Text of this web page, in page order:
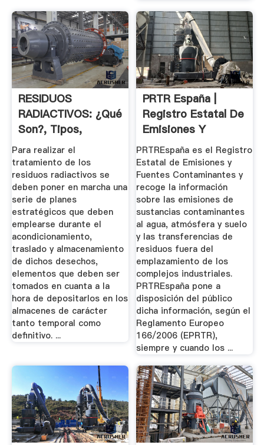
RESIDUOS
RADIACTIVOS: ¿qué
Son?, Tipos,
Tratamiento Y Más
Para realizar el
tratamiento de los
residuos radiactivos se
deben poner en marcha una
serie de planes
estratégicos que deben
emplearse durante el
acondicionamiento,
traslado y almacenamiento
de dichos desechos,
elementos que deben ser
tomados en cuanta a la
hora de depositarlos en los
almacenes de carácter
tanto temporal como
definitivo. ...
PRTR España |
Registro Estatal De
Emisiones Y
Fuentes ...
PRTREspaña es el Registro
Estatal de Emisiones y
Fuentes Contaminantes y
recoge la información
sobre las emisiones de
sustancias contaminantes
al agua, atmósfera y suelo
y las transferencias de
residuos fuera del
emplazamiento de los
complejos industriales.
PRTREspaña pone a
disposición del público
dicha información, según el
Reglamento Europeo
166/2006 (EPRTR),
siempre y cuando los ...